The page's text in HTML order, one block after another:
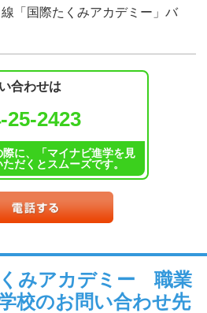
「国際たくみアカデミー」バ
合わせは
25-2423
に、「マイナビ進学を見
だくとスムーズです。
みアカデミー 職業
校のお問い合わせ先